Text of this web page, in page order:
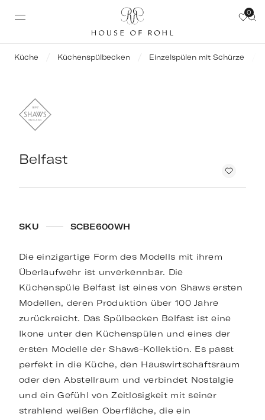
0
Küche Küchenspülbecken Einzelspülen mit Schürze
Belfast
SKU SCBE600WH
Die einzigartige Form des Modells mit ihrem
Überlaufwehr ist unverkennbar. Die
Küchenspüle Belfast ist eines von Shaws ersten
Modellen, deren Produktion über 100 Jahre
zurückreicht. Das Spülbecken Belfast ist eine
Ikone unter den Küchenspülen und eines der
ersten Modelle der Shaws-Kollektion. Es passt
perfekt in die Küche, den Hauswirtschaftsraum
oder den Abstellraum und verbindet Nostalgie
und ein Gefühl von Zeitlosigkeit mit seiner
strahlend weißen Oberfläche, die ein